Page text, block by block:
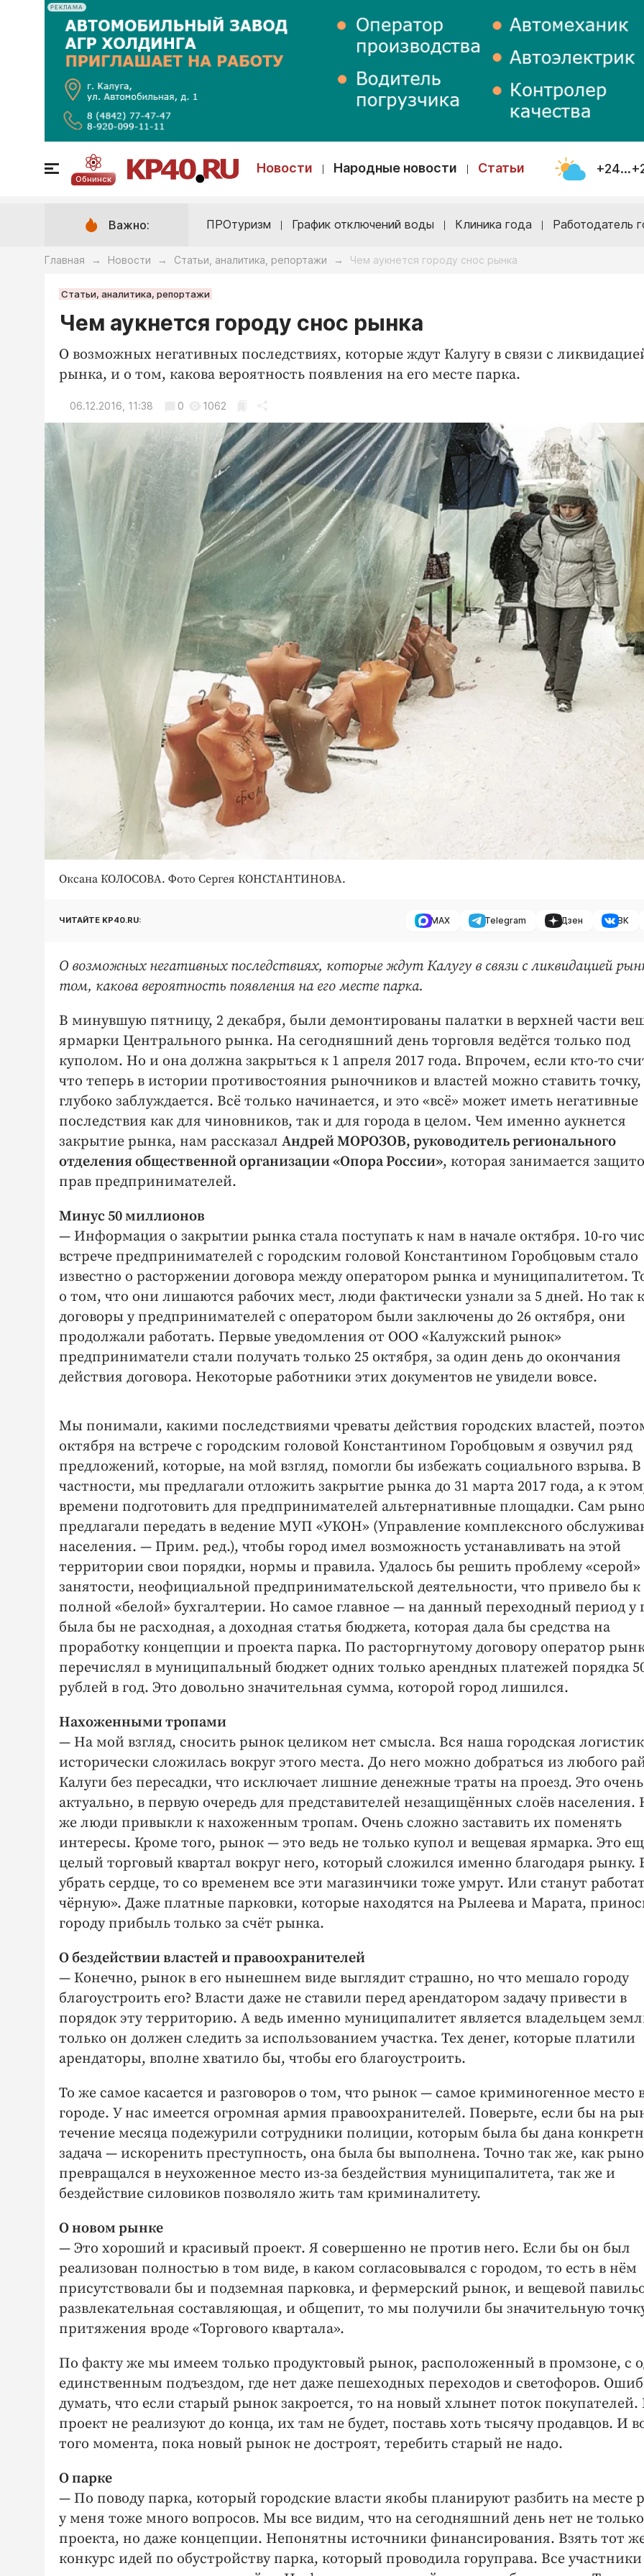
РЕКЛАМА
Обнинск
Новости Народные новости Статьи
Важно: ПРОтуризм График отключений воды Клиника года Работодатель
Главная → Новости → Статьи, аналитика, репортажи → Чем аукнется городу снос рынка
Статьи, аналитика, репортажи
Чем аукнется городу снос рынка
О возможных негативных последствиях, которые ждут Калугу в связи с
рынка, и о том, какова вероятность появления на его месте парка.
06.12.2016, 11:38 0 1062
Оксана КОЛОСОВА. Фото Сергея КОНСТАНТИНОВА.
ЧИТАЙТЕ KP40.RU: MAX Telegram Дзен ВК
О возможных негативных последствиях, которые ждут Калугу в связи с ликвидацией
том, какова вероятность появления на его месте парка.
В минувшую пятницу, 2 декабря, были демонтированы палатки в верхней части
ярмарки Центрального рынка. На сегодняшний день торговля ведётся только под
куполом. Но и она должна закрыться к 1 апреля 2017 года. Впрочем, если кто-то
что теперь в истории противостояния рыночников и властей можно ставить точку,
глубоко заблуждается. Всё только начинается, и это «всё» может иметь негативные
последствия как для чиновников, так и для города в целом. Чем именно аукнется
закрытие рынка, нам рассказал Андрей МОРОЗОВ, руководитель регионального
отделения общественной организации «Опора России», которая занимается
прав предпринимателей.
Минус 50 миллионов
— Информация о закрытии рынка стала поступать к нам в начале октября. 10-го
встрече предпринимателей с городским головой Константином Горобцовым стало
известно о расторжении договора между оператором рынка и муниципалитетом.
о том, что они лишаются рабочих мест, люди фактически узнали за 5 дней. Но так
договоры у предпринимателей с оператором были заключены до 26 октября, они
продолжали работать. Первые уведомления от ООО «Калужский рынок»
предприниматели стали получать только 25 октября, за один день до окончания
действия договора. Некоторые работники этих документов не увидели вовсе.
Мы понимали, какими последствиями чреваты действия городских властей,
октября на встрече с городским головой Константином Горобцовым я озвучил ряд
предложений, которые, на мой взгляд, помогли бы избежать социального взрыва. В
частности, мы предлагали отложить закрытие рынка до 31 марта 2017 года, а к
времени подготовить для предпринимателей альтернативные площадки. Сам
предлагали передать в ведение МУП «УКОН» (Управление комплексного
населения. — Прим. ред.), чтобы город имел возможность устанавливать на этой
территории свои порядки, нормы и правила. Удалось бы решить проблему «серой»
занятости, неофициальной предпринимательской деятельности, что привело бы к
полной «белой» бухгалтерии. Но самое главное — на данный переходный период у
была бы не расходная, а доходная статья бюджета, которая дала бы средства на
проработку концепции и проекта парка. По расторгнутому договору оператор
перечислял в муниципальный бюджет одних только арендных платежей порядка
рублей в год. Это довольно значительная сумма, которой город лишился.
Нахоженными тропами
— На мой взгляд, сносить рынок целиком нет смысла. Вся наша городская
исторически сложилась вокруг этого места. До него можно добраться из любого
Калуги без пересадки, что исключает лишние денежные траты на проезд. Это очень
актуально, в первую очередь для представителей незащищённых слоёв населения.
же люди привыкли к нахоженным тропам. Очень сложно заставить их поменять
интересы. Кроме того, рынок — это ведь не только купол и вещевая ярмарка. Это
целый торговый квартал вокруг него, который сложился именно благодаря рынку.
убрать сердце, то со временем все эти магазинчики тоже умрут. Или станут
чёрную». Даже платные парковки, которые находятся на Рылеева и Марата,
городу прибыль только за счёт рынка.
О бездействии властей и правоохранителей
— Конечно, рынок в его нынешнем виде выглядит страшно, но что мешало городу
благоустроить его? Власти даже не ставили перед арендатором задачу привести в
порядок эту территорию. А ведь именно муниципалитет является владельцем
только он должен следить за использованием участка. Тех денег, которые платили
арендаторы, вполне хватило бы, чтобы его благоустроить.
То же самое касается и разговоров о том, что рынок — самое криминогенное место
городе. У нас имеется огромная армия правоохранителей. Поверьте, если бы на
течение месяца подежурили сотрудники полиции, которым была бы дана
задача — искоренить преступность, она была бы выполнена. Точно так же, как
превращался в неухоженное место из-за бездействия муниципалитета, так же и
бездействие силовиков позволяло жить там криминалитету.
О новом рынке
— Это хороший и красивый проект. Я совершенно не против него. Если бы он был
реализован полностью в том виде, в каком согласовывался с городом, то есть в нём
присутствовали бы и подземная парковка, и фермерский рынок, и вещевой
развлекательная составляющая, и общепит, то мы получили бы значительную
притяжения вроде «Торгового квартала».
По факту же мы имеем только продуктовый рынок, расположенный в промзоне, с
единственным подъездом, где нет даже пешеходных переходов и светофоров.
думать, что если старый рынок закроется, то на новый хлынет поток покупателей.
проект не реализуют до конца, их там не будет, поставь хоть тысячу продавцов. И
того момента, пока новый рынок не достроят, теребить старый не надо.
О парке
— По поводу парка, который городские власти якобы планируют разбить на месте
у меня тоже много вопросов. Мы все видим, что на сегодняшний день нет не только
проекта, но даже концепции. Непонятны источники финансирования. Взять тот
конкурс идей по обустройству парка, который проводила горуправа. Все участники